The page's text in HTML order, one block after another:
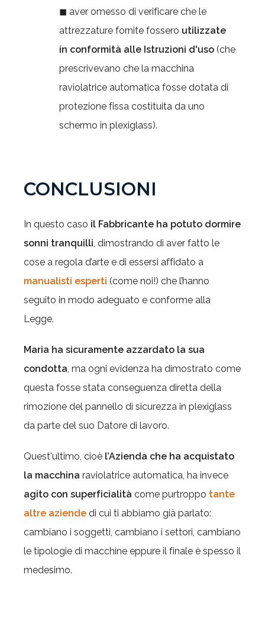
◼ aver omesso di verificare che le
attrezzature fornite fossero utilizzate
in conformità alle Istruzioni d'uso (che
prescrivevano che la macchina
raviolatrice automatica fosse dotata di
protezione fissa costituita da uno
schermo in plexiglass).
CONCLUSIONI
In questo caso il Fabbricante ha potuto dormire
sonni tranquilli, dimostrando di aver fatto le
cose a regola d’arte e di essersi affidato a
manualisti esperti (come noi!) che l’hanno
seguito in modo adeguato e conforme alla
Legge.
Maria ha sicuramente azzardato la sua
condotta, ma ogni evidenza ha dimostrato come
questa fosse stata conseguenza diretta della
rimozione del pannello di sicurezza in plexiglass
da parte del suo Datore di lavoro.
Quest'ultimo, cioè l’Azienda che ha acquistato
la macchina raviolatrice automatica, ha invece
agito con superficialità come purtroppo tante
altre aziende di cui ti abbiamo già parlato:
cambiano i soggetti, cambiano i settori, cambiano
le tipologie di macchine eppure il finale è spesso il
medesimo.